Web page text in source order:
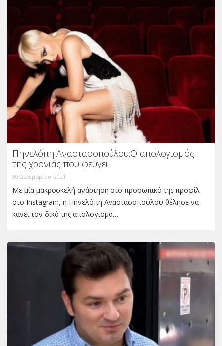
Πηνελόπη Αναστασοπούλου:Ο απολογισμός
της χρονιάς που φεύγει
30 Δεκεμβρίου, 2021
Με μία μακροσκελή ανάρτηση στο προσωπικό της προφίλ
στο Instagram, η Πηνελόπη Αναστασοπούλου θέλησε να
κάνει τον δικό της απολογισμό…